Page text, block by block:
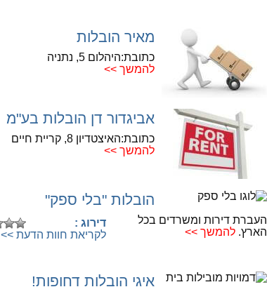
מאיר הובלות
כתובת:היהלום 5, נתניה
להמשך >>
אביגדור דן הובלות בע"מ
כתובת:האיצטדיון 8, קריית חיים
להמשך >>
הובלות "בלי ספק"
העברת דירות ומשרדים בכל
הארץ. להמשך >>
דירוג :
לקריאת חוות הדעת >>
איגי הובלות דחופות!